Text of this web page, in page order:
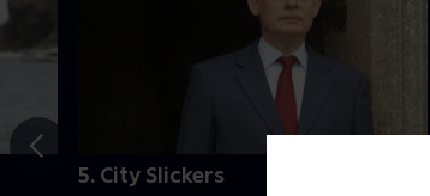
5. City Slickers